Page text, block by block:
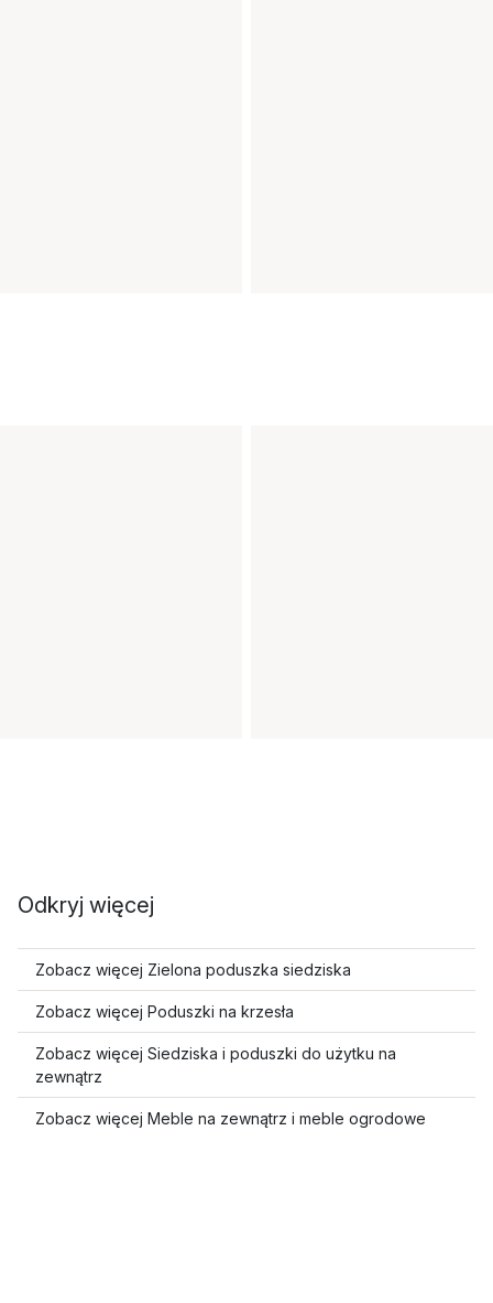
Odkryj więcej
Zobacz więcej Zielona poduszka siedziska
Zobacz więcej Poduszki na krzesła
Zobacz więcej Siedziska i poduszki do użytku na
zewnątrz
Zobacz więcej Meble na zewnątrz i meble ogrodowe